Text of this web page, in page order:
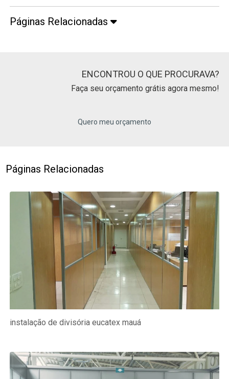
Páginas Relacionadas
ENCONTROU O QUE PROCURAVA?
Faça seu orçamento grátis agora mesmo!
Quero meu orçamento
Páginas Relacionadas
instalação de divisória eucatex mauá